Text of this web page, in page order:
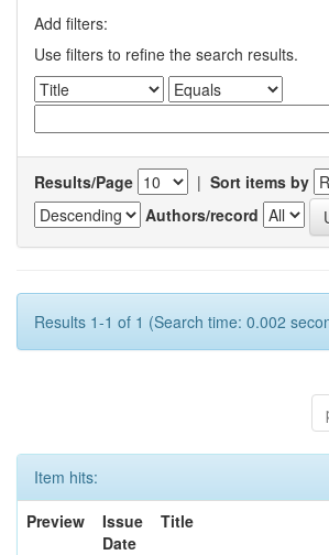
Add filters:
Use filters to refine the search results.
Results/Page | Sort items by
Authors/record
Results 1-1 of 1 (Search time: 0.002
Item hits:
Preview
Issue
Date
Title